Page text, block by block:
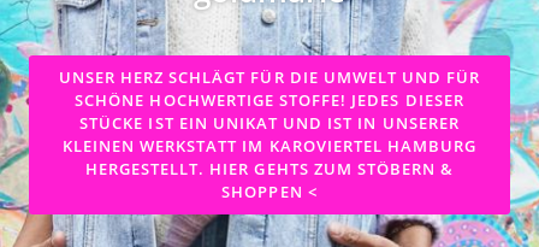
UNSER HERZ SCHLÄGT FÜR DIE UMWELT UND FÜR
SCHÖNE HOCHWERTIGE STOFFE! JEDES DIESER
STÜCKE IST EIN UNIKAT UND IST IN UNSERER
KLEINEN WERKSTATT IM KAROVIERTEL HAMBURG
HERGESTELLT. HIER GEHTS ZUM STÖBERN &
SHOPPEN <